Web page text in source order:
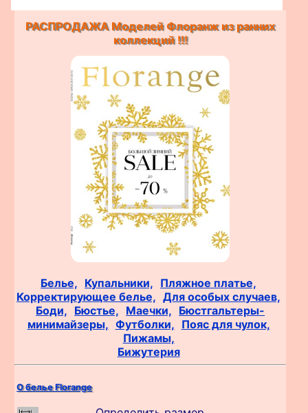
РАСПРОДАЖА Моделей Флоранж из ранних
коллекций !!!
Белье, Купальники, Пляжное платье,
Корректирующее белье, Для особых случаев,
Боди, Бюстье, Маечки, Бюстгальтеры-
минимайзеры, Футболки, Пояс для чулок,
Пижамы,
Бижутерия
О белье Florange